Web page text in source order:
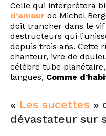
Celle qui interprétera
d’amour de Michel
doit trancher dans le
destructeurs qui
depuis trois ans. Cette
chanteur, ivre de
célèbre tube
langues, Comme
« Les sucettes »
dévastateur sur